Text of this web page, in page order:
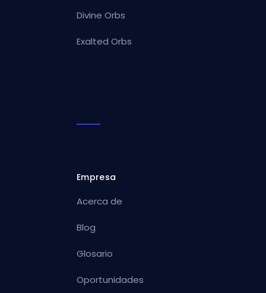
Divine Orbs
Exalted Orbs
Empresa
Acerca de
Blog
Glosario
Oportunidades